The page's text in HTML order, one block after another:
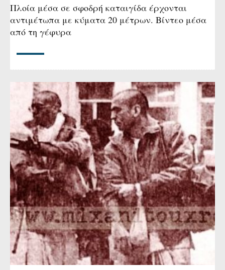
Πλοία μέσα σε σφοδρή καταιγίδα έρχονται
αντιμέτωπα με κύματα 20 μέτρων. Βίντεο μέσα
από τη γέφυρα